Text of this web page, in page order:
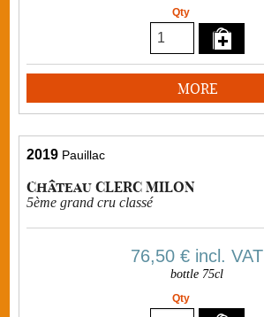
Qty
MORE
2019 Pauillac
Château CLERC MILON
5ème grand cru classé
76,50 € incl. VAT
bottle 75cl
Qty